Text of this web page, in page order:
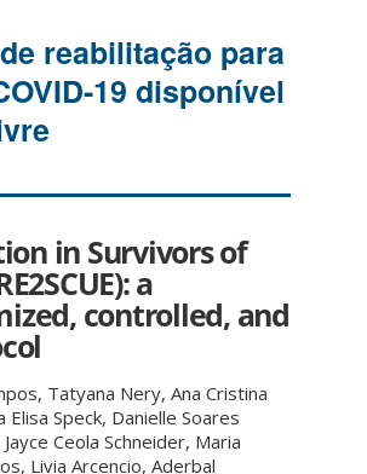
reabilitação para
19 disponível
in Survivors of
a
controlled, and
, Tatyana Nery,Ana Cristina
Elisa Speck, Danielle Soares
Ceola Schneider, Maria
, Livia Arcencio,Aderbal